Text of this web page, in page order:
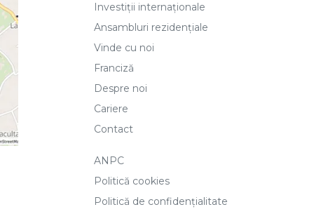
Investiții internaționale
Ansambluri rezidențiale
Vinde cu noi
Franciză
Despre noi
Cariere
Contact
ANPC
Politică cookies
Politică de confidențialitate